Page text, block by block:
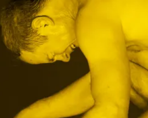
la Chartreuse de Villeneuve lez Avignon—
écritures du spectacle
CDCN du Val-de-Marne ; le
et l’Espace Pasolini